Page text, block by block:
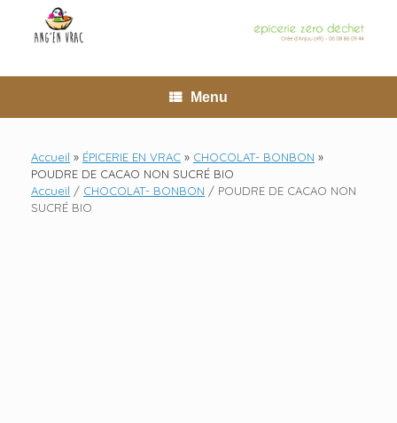
content
Menu
Accueil » ÉPICERIE EN VRAC » CHOCOLAT- BONBON »
POUDRE DE CACAO NON SUCRÉ BIO
Accueil / CHOCOLAT- BONBON / POUDRE DE CACAO NON
SUCRÉ BIO